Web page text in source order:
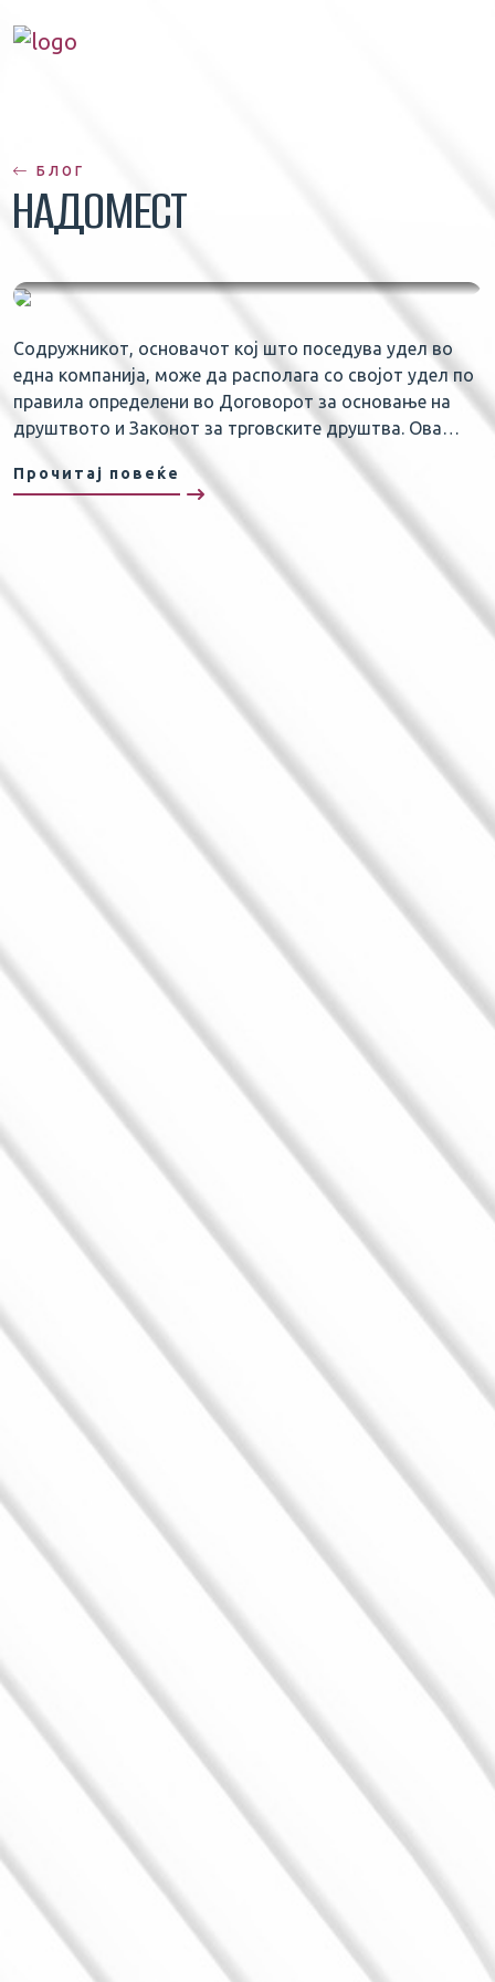
БЛОГ
НАДОМЕСТ
Пренос на удел со продажба,
надомест: Законски и Договорни
Импликации
17.10.2023
Содружникот, основачот кој што поседува удел во
една компанија, може да располага со својот удел по
правила определени во Договорот за основање на
друштвото и Законот за трговските друштва. Ова…
Прочитај повеќе